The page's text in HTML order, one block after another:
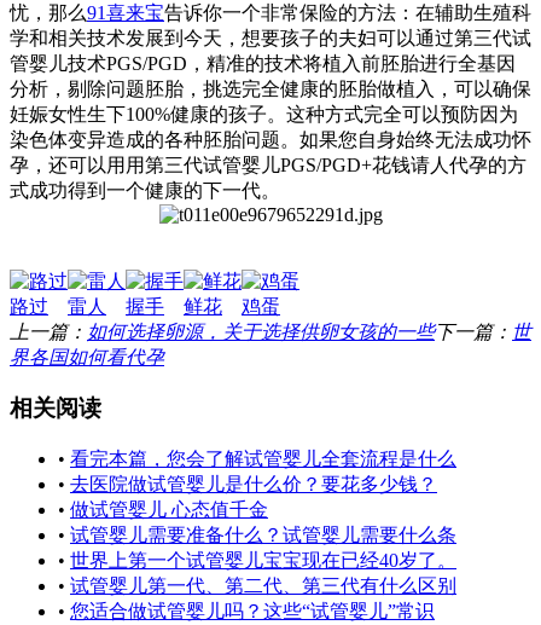
忧，那么91喜来宝告诉你一个非常保险的方法：在辅助生殖科
学和相关技术发展到今天，想要孩子的夫妇可以通过第三代试
管婴儿技术PGS/PGD，精准的技术将植入前胚胎进行全基因
分析，剔除问题胚胎，挑选完全健康的胚胎做植入，可以确保
妊娠女性生下100%健康的孩子。这种方式完全可以预防因为
染色体变异造成的各种胚胎问题。如果您自身始终无法成功怀
孕，还可以用用第三代试管婴儿PGS/PGD+花钱请人代孕的方
式成功得到一个健康的下一代。
路过 雷人 握手 鲜花
鸡蛋
上一篇： 如何选择卵源，关于选择供卵女孩的一些下一篇： 世
界各国如何看代孕
相关阅读
• 看完本篇，您会了解试管婴儿全套流程是什么
• 去医院做试管婴儿是什么价？要花多少钱？
• 做试管婴儿 心态值千金
• 试管婴儿需要准备什么？试管婴儿需要什么条
• 世界上第一个试管婴儿宝宝现在已经40岁了。
• 试管婴儿第一代、第二代、第三代有什么区别
• 您适合做试管婴儿吗？这些“试管婴儿”常识